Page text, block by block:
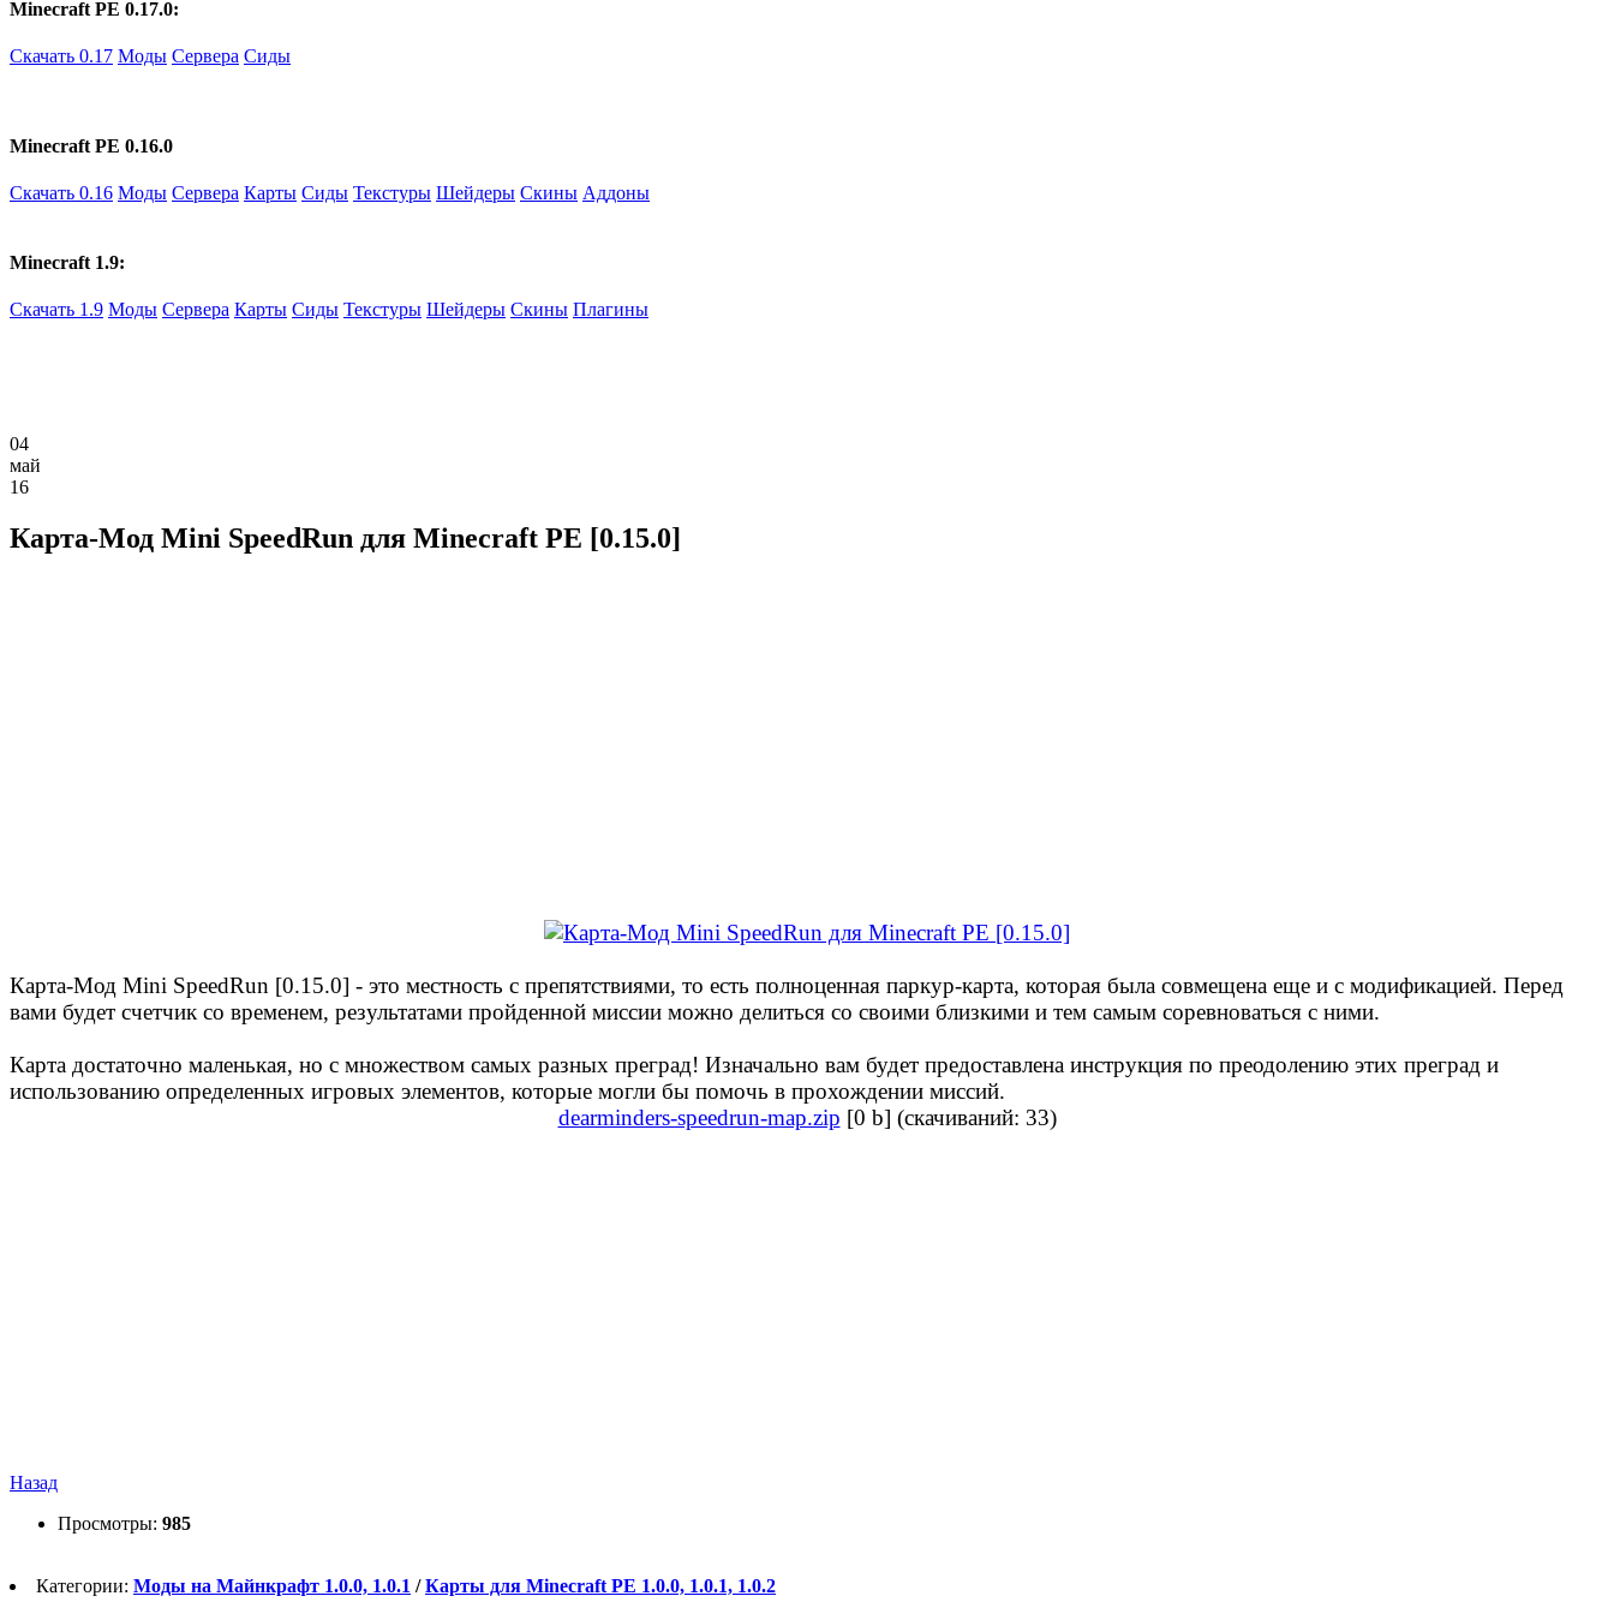
Minecraft PE 0.17.0:
Скачать 0.17 Моды Сервера Сиды
Minecraft PE 0.16.0
Скачать 0.16 Моды Сервера Карты Сиды Текстуры Шейдеры Скины Аддоны
Minecraft 1.9:
Скачать 1.9 Моды Сервера Карты Сиды Текстуры Шейдеры Скины Плагины
04
май
16
Карта-Мод Mini SpeedRun для Minecraft PE [0.15.0]
Карта-Мод Mini SpeedRun [0.15.0] - это местность с препятствиями, то есть полноценная паркур-карта, которая была совмещена еще и с модификацией. Перед
вами будет счетчик со временем, результатами пройденной миссии можно делиться со своими близкими и тем самым соревноваться с ними.
Карта достаточно маленькая, но с множеством самых разных преград! Изначально вам будет предоставлена инструкция по преодолению этих преград и
использованию определенных игровых элементов, которые могли бы помочь в прохождении миссий.
dearminders-speedrun-map.zip [0 b] (cкачиваний: 33)
Назад
Просмотры: 985
Категории: Моды на Майнкрафт 1.0.0, 1.0.1 /Карты для Minecraft PE 1.0.0, 1.0.1, 1.0.2